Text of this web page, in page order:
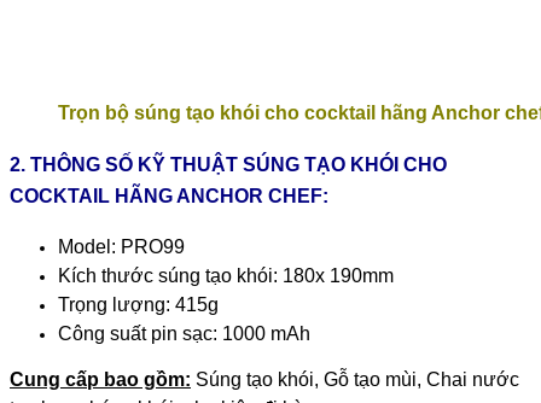
Trọn bộ súng tạo khói cho cocktail hãng Anchor
2. THÔNG SỐ KỸ THUẬT SÚNG TẠO KHÓI CHO
COCKTAIL HÃNG ANCHOR CHEF:
Model: PRO99
Kích thước súng tạo khói: 180x 190mm
Trọng lượng: 415g
Công suất pin sạc: 1000 mAh
Cung cấp bao gồm: Súng tạo khói, Gỗ tạo mùi, Chai nước